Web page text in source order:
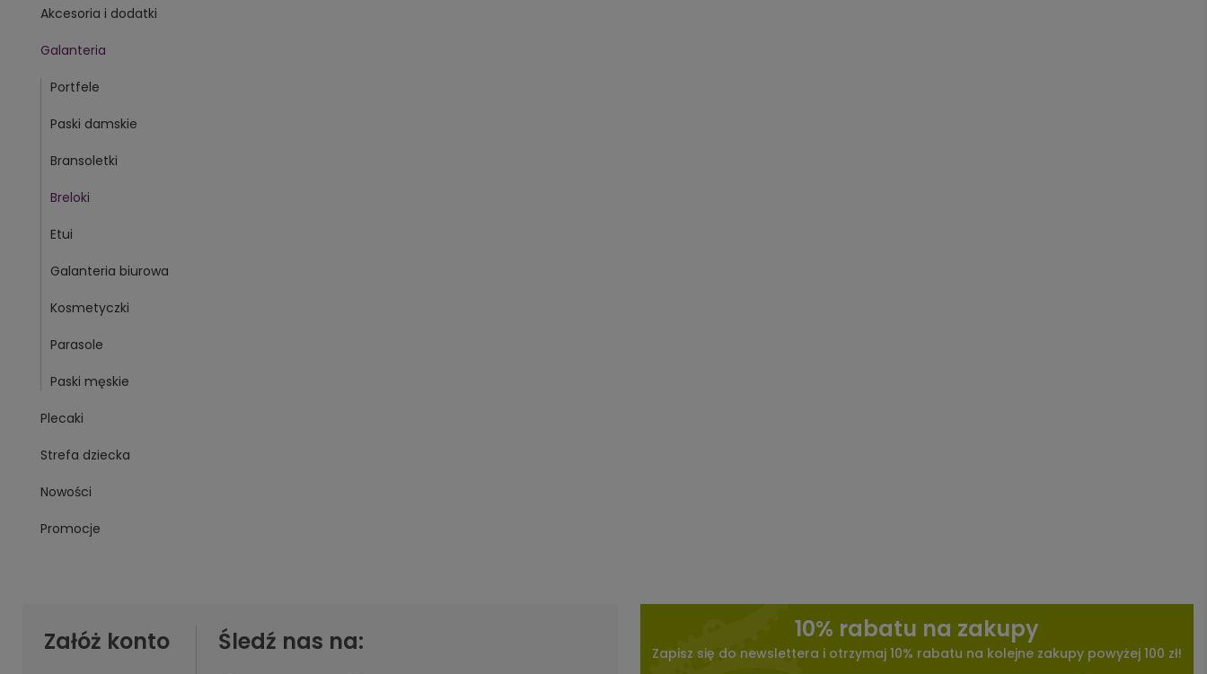
Akcesoria i dodatki
Galanteria
Portfele
Paski damskie
Bransoletki
Breloki
Etui
Galanteria biurowa
Kosmetyczki
Parasole
Paski męskie
Plecaki
Strefa dziecka
Nowości
Promocje
Załóż konto Śledź nas na: 10% rabatu na zakupy
Zapisz się do newslettera i otrzymaj 10% rabatu na kolejne zakupy powyżej 100 zł!